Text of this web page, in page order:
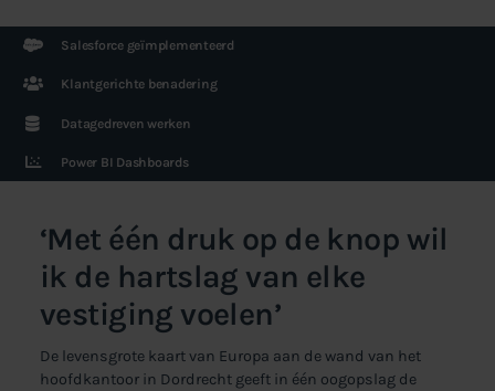
Salesforce geïmplementeerd
Klantgerichte benadering
Datagedreven werken
Power BI Dashboards
‘Met één druk op de knop wil
ik de hartslag van elke
vestiging voelen’
De levensgrote kaart van Europa aan de wand van het
hoofdkantoor in Dordrecht geeft in één oogopslag de